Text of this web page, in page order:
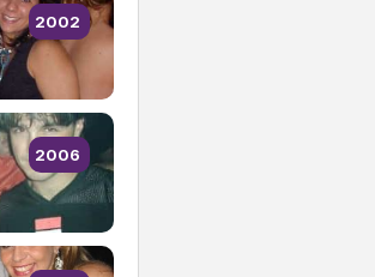
2002
2006